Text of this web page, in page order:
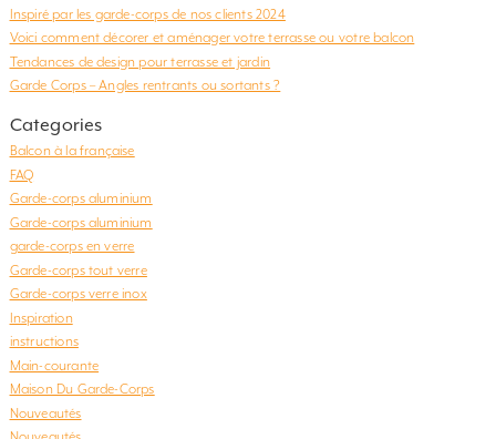
Inspiré par les garde-corps de nos clients 2024
Voici comment décorer et aménager votre terrasse ou votre balcon
Tendances de design pour terrasse et jardin
Garde Corps – Angles rentrants ou sortants ?
Categories
Balcon à la française
FAQ
Garde-corps aluminium
Garde-corps aluminium
garde-corps en verre
Garde-corps tout verre
Garde-corps verre inox
Inspiration
instructions
Main-courante
Maison Du Garde-Corps
Nouveautés